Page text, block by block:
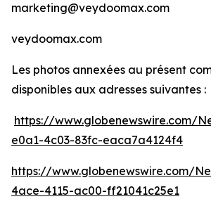
marketing@veydoomax.com
veydoomax.com
Les photos annexées au présent
disponibles aux adresses suivantes :
https://www.globenewswire.com/
e0a1-4c03-83fc-eaca7a4124f4
https://www.globenewswire.com/
4ace-4115-ac00-ff21041c25e1